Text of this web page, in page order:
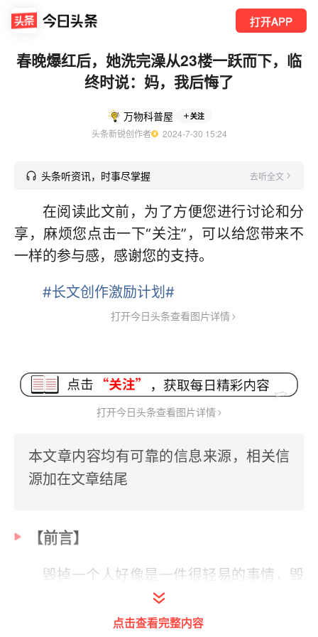
打开APP
春晚爆红后，她洗完澡从23楼一跃而下，临
终时说：妈，我后悔了
万物科普屋 关注
头条新锐创作者
  2024-7-30 15:24
头条听资讯，时事尽掌握 去听全文
在阅读此文前，为了方便您进行讨论和分
享，麻烦您点击一下“关注”，可以给您带来不
一样的参与感，感谢您的支持。
#长文创作激励计划#
打开今日头条查看图片详情
打开今日头条查看图片详情
本文章内容均有可靠的信息来源，相关信
源加在文章结尾
【前言】
毁掉一个人好像是一件很轻易的事情，毁
掉一个天才也是如此。
1999年，当红天才女歌手谢津在举办了一
点击查看完整内容